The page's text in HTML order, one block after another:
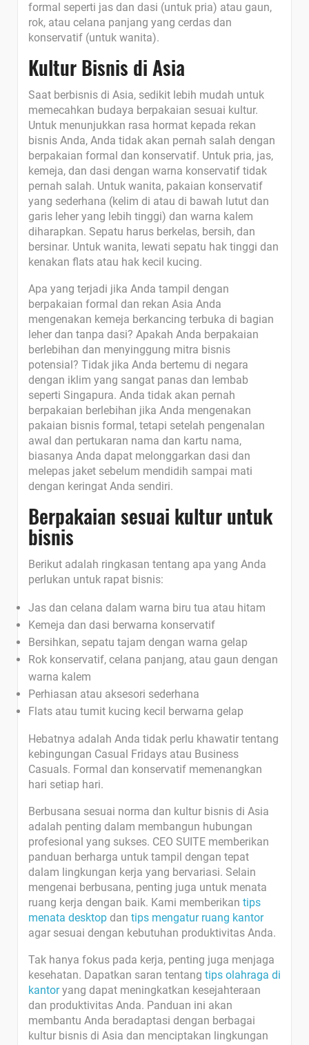
formal seperti jas dan dasi (untuk pria) atau gaun,
rok, atau celana panjang yang cerdas dan
konservatif (untuk wanita).
Kultur Bisnis di Asia
Saat berbisnis di Asia, sedikit lebih mudah untuk
memecahkan budaya berpakaian sesuai kultur.
Untuk menunjukkan rasa hormat kepada rekan
bisnis Anda, Anda tidak akan pernah salah dengan
berpakaian formal dan konservatif. Untuk pria, jas,
kemeja, dan dasi dengan warna konservatif tidak
pernah salah. Untuk wanita, pakaian konservatif
yang sederhana (kelim di atau di bawah lutut dan
garis leher yang lebih tinggi) dan warna kalem
diharapkan. Sepatu harus berkelas, bersih, dan
bersinar. Untuk wanita, lewati sepatu hak tinggi dan
kenakan flats atau hak kecil kucing.
Apa yang terjadi jika Anda tampil dengan
berpakaian formal dan rekan Asia Anda
mengenakan kemeja berkancing terbuka di bagian
leher dan tanpa dasi? Apakah Anda berpakaian
berlebihan dan menyinggung mitra bisnis
potensial? Tidak jika Anda bertemu di negara
dengan iklim yang sangat panas dan lembab
seperti Singapura. Anda tidak akan pernah
berpakaian berlebihan jika Anda mengenakan
pakaian bisnis formal, tetapi setelah pengenalan
awal dan pertukaran nama dan kartu nama,
biasanya Anda dapat melonggarkan dasi dan
melepas jaket sebelum mendidih sampai mati
dengan keringat Anda sendiri.
Berpakaian sesuai kultur untuk
bisnis
Berikut adalah ringkasan tentang apa yang Anda
perlukan untuk rapat bisnis:
Jas dan celana dalam warna biru tua atau hitam
Kemeja dan dasi berwarna konservatif
Bersihkan, sepatu tajam dengan warna gelap
Rok konservatif, celana panjang, atau gaun dengan
warna kalem
Perhiasan atau aksesori sederhana
Flats atau tumit kucing kecil berwarna gelap
Hebatnya adalah Anda tidak perlu khawatir tentang
kebingungan Casual Fridays atau Business
Casuals. Formal dan konservatif memenangkan
hari setiap hari.
Berbusana sesuai norma dan kultur bisnis di Asia
adalah penting dalam membangun hubungan
profesional yang sukses. CEO SUITE memberikan
panduan berharga untuk tampil dengan tepat
dalam lingkungan kerja yang bervariasi. Selain
mengenai berbusana, penting juga untuk menata
ruang kerja dengan baik. Kami memberikan tips
menata desktop dan tips mengatur ruang kantor
agar sesuai dengan kebutuhan produktivitas Anda.
Tak hanya fokus pada kerja, penting juga menjaga
kesehatan. Dapatkan saran tentang tips olahraga di
kantoryang dapat meningkatkan kesejahteraan
dan produktivitas Anda. Panduan ini akan
membantu Anda beradaptasi dengan berbagai
kultur bisnis di Asia dan menciptakan lingkungan